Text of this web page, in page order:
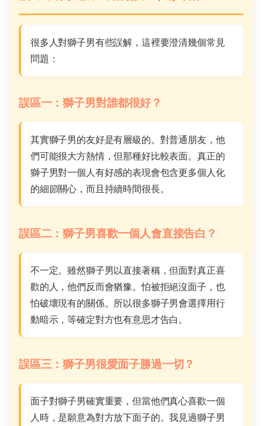
很多人對獅子男有些誤解，這裡要澄清幾個常見
問題：
誤區一：獅子男對誰都很好？
其實獅子男的友好是有層級的。對普通朋友，他
們可能很大方熱情，但那種好比較表面。真正的
獅子男對一個人有好感的表現會包含更多個人化
的細節關心，而且持續時間很長。
誤區二：獅子男喜歡一個人會直接告白？
不一定。雖然獅子男以直接著稱，但面對真正喜
歡的人，他們反而會猶豫。怕被拒絕沒面子，也
怕破壞現有的關係。所以很多獅子男會選擇用行
動暗示，等確定對方也有意思才告白。
誤區三：獅子男很愛面子勝過一切？
面子對獅子男確實重要，但當他們真心喜歡一個
人時，是願意為對方放下面子的。我見過獅子男